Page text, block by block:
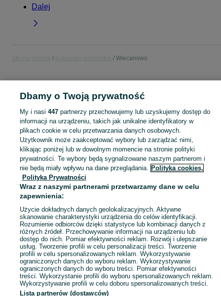
Dalej
Wiecanowo
nieruchomości
Skorzystaj z największego serwisu ogłoszeniowego - Wiecanowo i okolice! Kupuj to, czego pragniesz i sprzedawaj to, czego już nie potrzebujesz! Zobacz
Mapa kategorii
Mapa miejscowości
Mapa ministron
Popularne wyszukiwania
Dbamy o Twoją prywatność
My i nasi 447partnerzy przechowujemy lub uzyskujemy dostęp do
informacji na urządzeniu, takich jak unikalne identyfikatory w
plikach cookie w celu przetwarzania danych osobowych.
Użytkownik może zaakceptować wybory lub zarządzać nimi,
klikając poniżej lub w dowolnym momencie na stronie polityki
prywatności. Te wybory będą sygnalizowane naszym partnerom i
nie będą miały wpływu na dane przeglądania. Polityka cookies,
Polityka Prywatności
Wraz z naszymi partnerami przetwarzamy dane w celu
zapewnienia:
Użycie dokładnych danych geolokalizacyjnych. Aktywne
skanowanie charakterystyki urządzenia do celów identyfikacji.
Rozumienie odbiorców dzięki statystyce lub kombinacji danych z
różnych źródeł. Przechowywanie informacji na urządzeniu lub
dostęp do nich. Pomiar efektywności reklam. Rozwój i ulepszanie
usług. Tworzenie profili w celu personalizacji treści. Tworzenie
profili w celu spersonalizowanych reklam. Wykorzystywanie
ograniczonych danych do wyboru reklam. Wykorzystywanie
ograniczonych danych do wyboru treści. Pomiar efektywności
treści. Wykorzystanie profili do wyboru spersonalizowanych reklam.
Wykorzystywanie profili w celu doboru spersonalizowanych treści.
Lista partnerów (dostawców)